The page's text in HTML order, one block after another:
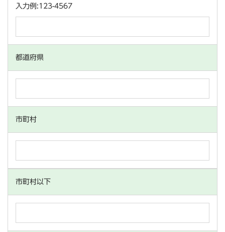
入力例:123-4567
都道府県
市町村
市町村以下